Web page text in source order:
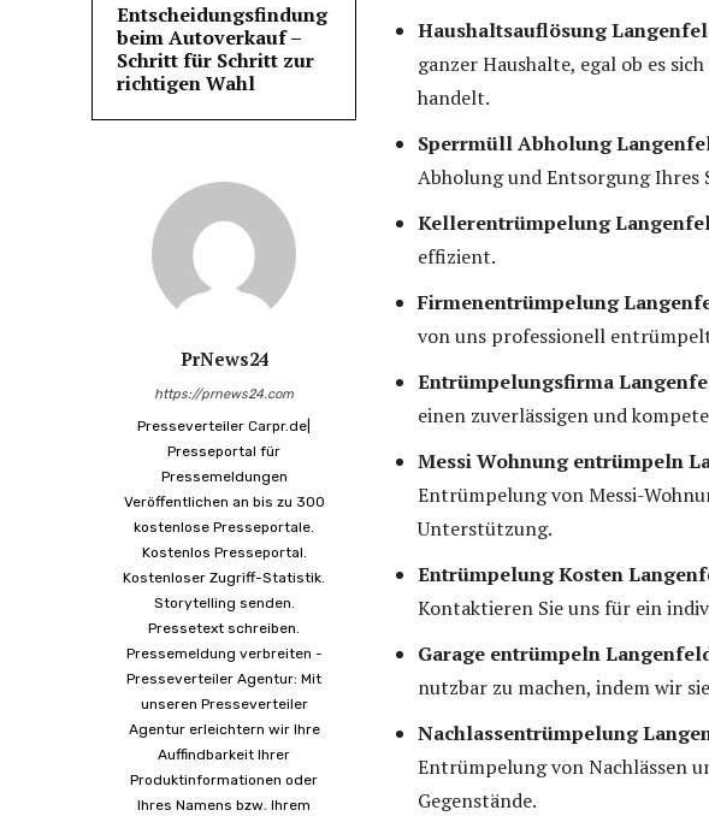
Entscheidungsfindung
beim Autoverkauf –
Schritt für Schritt zur
richtigen Wahl
PrNews24
https://prnews24.com
Presseverteiler Carpr.de|
Presseportal für
Pressemeldungen
Veröffentlichen an bis zu 300
kostenlose Presseportale.
Kostenlos Presseportal.
Kostenloser Zugriff-Statistik.
Storytelling senden.
Pressetext schreiben.
Pressemeldung verbreiten -
Presseverteiler Agentur: Mit
unseren Presseverteiler
Agentur erleichtern wir Ihre
Auffindbarkeit Ihrer
Produktinformationen oder
Ihres Namens bzw. Ihrem
Haushaltsauflösung
ganzer Haushalte, egal ob es
handelt.
Sperrmüll Abholung
Abholung und Entsorgung Ihres
Kellerentrümpelung
effizient.
Firmenentrümpelung
von uns professionell
Entrümpelungsfirma
einen zuverlässigen und
Messi Wohnung entrümpeln
Entrümpelung von Messi-
Unterstützung.
Entrümpelung Kosten
Kontaktieren Sie uns für ein
Garage entrümpeln
nutzbar zu machen, indem wir
Nachlassentrümpelung
Entrümpelung von Nachlässen
Gegenstände.